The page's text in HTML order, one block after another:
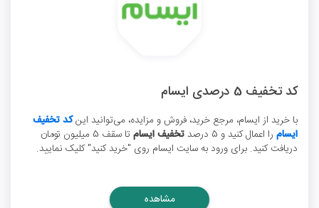
کد تخفیف 5 درصدی ایسام
با خرید از ایسام، مرجع خرید، فروش و مزایده، می‌توانید اینکد تخفیف
ایسام را اعمال کنید و 5 درصد تخفیف ایسام
تا سقف 5 میلیون تومان
دریافت کنید. برای ورود به سایت ایسام روی "خرید کنید" کلیک نمایید.
مشاهده